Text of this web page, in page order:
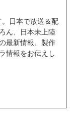
日本で放送＆配
ん、日本未上陸
最新情報、製作
情報をお伝えし